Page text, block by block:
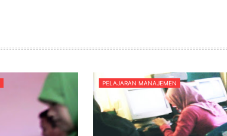
PELAJARAN MANAJEMEN